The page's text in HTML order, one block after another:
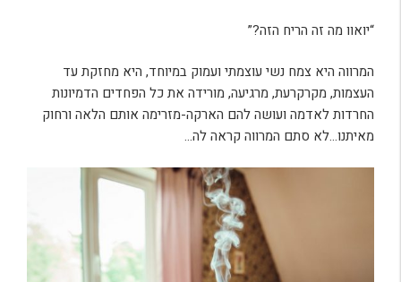
“יואוו מה זה הריח הזה?”
המרווה היא צמח נשי עוצמתי ועמוק במיוחד, היא מחזקת עד
העצמות, מקרקרעת, מרגיעה, מורידה את כל הפחדים הדמיונות
החרדות לאדמה ועושה להם הארקה-מזרימה אותם הלאה ורחוק
מאיתנו…לא סתם המרווה קראה לה…